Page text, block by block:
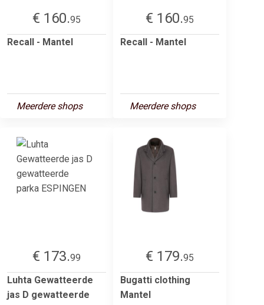
€ 160.95
Recall - Mantel
Meerdere shops
€ 160.95
Recall - Mantel
Meerdere shops
€ 173.99
Luhta Gewatteerde
jas D gewatteerde
€ 179.95
Bugatti clothing
Mantel